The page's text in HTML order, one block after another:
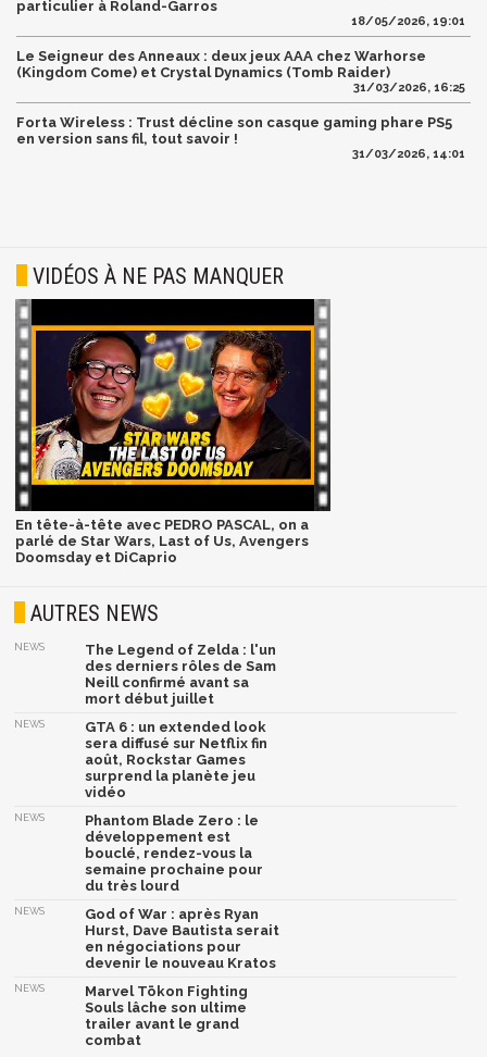
particulier à Roland-Garros
18/05/2026, 19:01
Le Seigneur des Anneaux : deux jeux AAA chez Warhorse
(Kingdom Come) et Crystal Dynamics (Tomb Raider)
31/03/2026, 16:25
Forta Wireless : Trust décline son casque gaming phare PS5
en version sans fil, tout savoir !
31/03/2026, 14:01
VIDÉOS À NE PAS MANQUER
En tête-à-tête avec PEDRO PASCAL, on a
parlé de Star Wars, Last of Us, Avengers
Doomsday et DiCaprio
AUTRES NEWS
NEWS
The Legend of Zelda : l'un
des derniers rôles de Sam
Neill confirmé avant sa
mort début juillet
NEWS
GTA 6 : un extended look
sera diffusé sur Netflix fin
août, Rockstar Games
surprend la planète jeu
vidéo
NEWS
Phantom Blade Zero : le
développement est
bouclé, rendez-vous la
semaine prochaine pour
du très lourd
NEWS
God of War : après Ryan
Hurst, Dave Bautista serait
en négociations pour
devenir le nouveau Kratos
NEWS
Marvel Tōkon Fighting
Souls lâche son ultime
trailer avant le grand
combat